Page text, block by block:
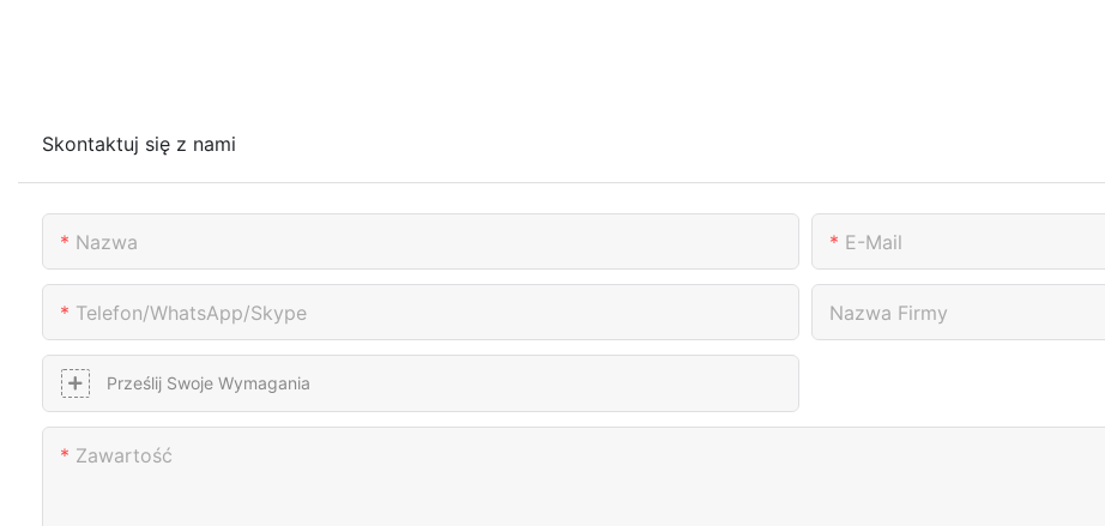
Skontaktuj się z nami
Nazwa E-Mail
Telefon/WhatsApp/Skype Nazwa Firmy
Prześlij Swoje Wymagania
Zawartość